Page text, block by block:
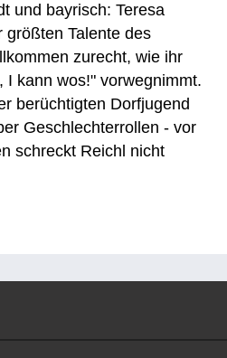
und bayrisch: Teresa
größten Talente des
zurecht, wie ihr
I kann wos!" vorwegnimmt.
berüchtigten Dorfjugend
Geschlechterrollen - vor
schreckt Reichl nicht